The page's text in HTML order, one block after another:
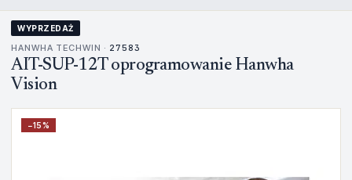
WYPRZEDAŻ
HANWHA TECHWIN · 27583
AIT-SUP-12T oprogramowanie Hanwha
Vision
−15%